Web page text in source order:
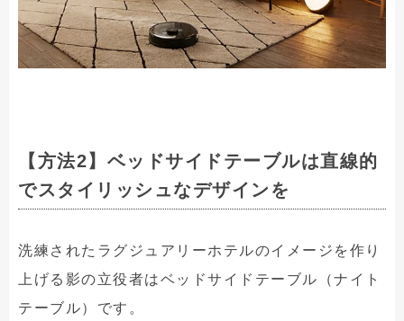
【方法2】ベッドサイドテーブルは直線的
でスタイリッシュなデザインを
洗練されたラグジュアリーホテルのイメージを作り
上げる影の立役者はベッドサイドテーブル（ナイト
テーブル）です。